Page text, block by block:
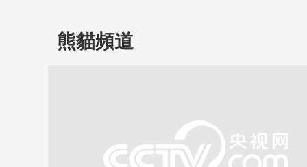
熊貓頻道